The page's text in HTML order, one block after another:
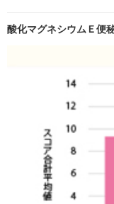
酸化マグネシウムＥ便